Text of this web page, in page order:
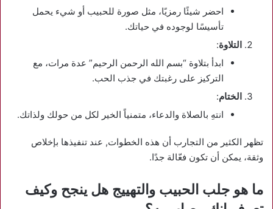
احضر شيئًا رمزيًا، مثل صورة للحبيب أو شيء يحمل
تأسيسًا لوجوده في حياتك.
التلاوة:
ابدأ بتلاوة “بسم الله الرحمن الرحيم” عدة مرات، مع
التركيز على رغبتك في جذب الحب.
الختام:
انتهِ بالصلاة والدعاء، متمنياً الخير لكل من حولك ولذاتك.
تظهر الكثير من التجارب أن هذه الخطوات, عند تنفيذها بإخلاص
وثقة، يمكن أن تكون فعّالة جدًا.
ما هو جلب الحبيب والتهييج هل ينجح وكيف